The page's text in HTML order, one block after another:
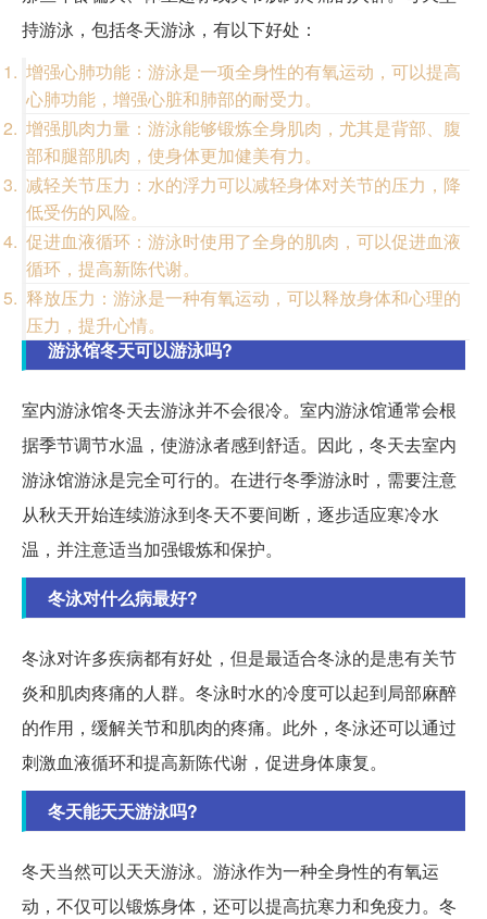
持游泳，包括冬天游泳，有以下好处：
增强心肺功能：游泳是一项全身性的有氧运动，可以提高
心肺功能，增强心脏和肺部的耐受力。
增强肌肉力量：游泳能够锻炼全身肌肉，尤其是背部、腹
部和腿部肌肉，使身体更加健美有力。
减轻关节压力：水的浮力可以减轻身体对关节的压力，降
低受伤的风险。
促进血液循环：游泳时使用了全身的肌肉，可以促进血液
循环，提高新陈代谢。
释放压力：游泳是一种有氧运动，可以释放身体和心理的
压力，提升心情。
游泳馆冬天可以游泳吗?
室内游泳馆冬天去游泳并不会很冷。室内游泳馆通常会根
据季节调节水温，使游泳者感到舒适。因此，冬天去室内
游泳馆游泳是完全可行的。在进行冬季游泳时，需要注意
从秋天开始连续游泳到冬天不要间断，逐步适应寒冷水
温，并注意适当加强锻炼和保护。
冬泳对什么病最好?
冬泳对许多疾病都有好处，但是最适合冬泳的是患有关节
炎和肌肉疼痛的人群。冬泳时水的冷度可以起到局部麻醉
的作用，缓解关节和肌肉的疼痛。此外，冬泳还可以通过
刺激血液循环和提高新陈代谢，促进身体康复。
冬天能天天游泳吗?
冬天当然可以天天游泳。游泳作为一种全身性的有氧运
动，不仅可以锻炼身体，还可以提高抗寒力和免疫力。冬